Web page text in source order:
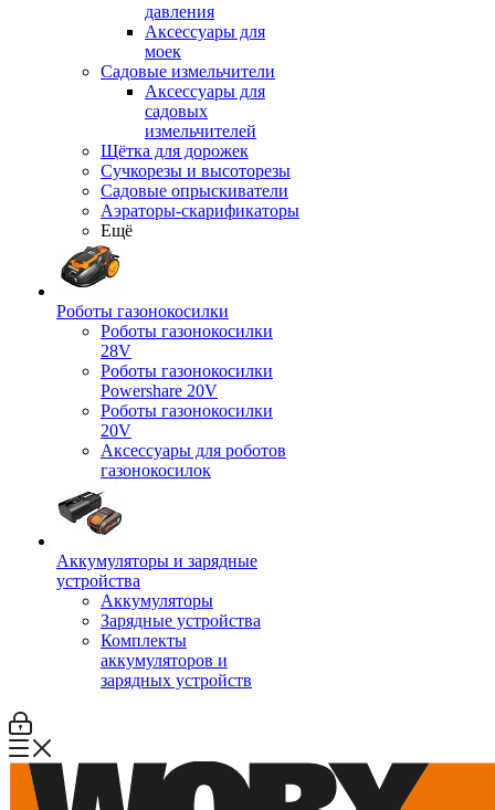
давления
Аксессуары для
моек
Садовые измельчители
Аксессуары для
садовых
измельчителей
Щётка для дорожек
Сучкорезы и высоторезы
Садовые опрыскиватели
Аэраторы-скарификаторы
Ещё
Роботы газонокосилки
Роботы газонокосилки
28V
Роботы газонокосилки
Powershare 20V
Роботы газонокосилки
20V
Аксессуары для роботов
газонокосилок
Аккумуляторы и зарядные
устройства
Аккумуляторы
Зарядные устройства
Комплекты
аккумуляторов и
зарядных устройств